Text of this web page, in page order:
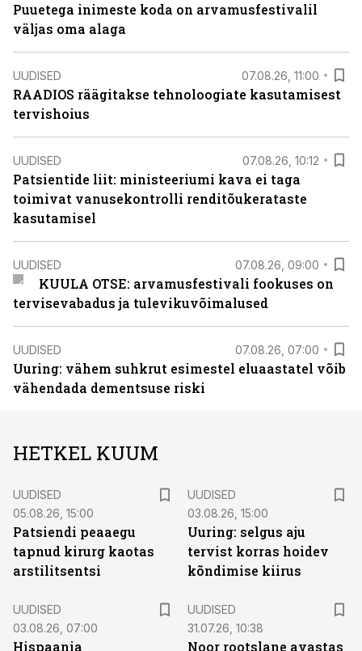
Puuetega inimeste koda on arvamusfestivalil
väljas oma alaga
UUDISED 07.08.26, 11:00
RAADIOS räägitakse tehnoloogiate kasutamisest
tervishoius
UUDISED 07.08.26, 10:12
Patsientide liit: ministeeriumi kava ei taga
toimivat vanusekontrolli renditõukerataste
kasutamisel
UUDISED 07.08.26, 09:00
KUULA OTSE: arvamusfestivali fookuses on
tervisevabadus ja tulevikuvõimalused
UUDISED 07.08.26, 07:00
Uuring: vähem suhkrut esimestel eluaastatel võib
vähendada dementsuse riski
HETKEL KUUM
UUDISED
05.08.26, 15:00
Patsiendi peaaegu
tapnud kirurg kaotas
arstilitsentsi
UUDISED
03.08.26, 15:00
Uuring: selgus aju
tervist korras hoidev
kõndimise kiirus
UUDISED
03.08.26, 07:00
Hispaania
UUDISED
31.07.26, 10:38
Noor rootslane avastas